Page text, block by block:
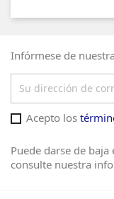
Infórmese de
Acepto los
Puede darse de
consulte nuestra